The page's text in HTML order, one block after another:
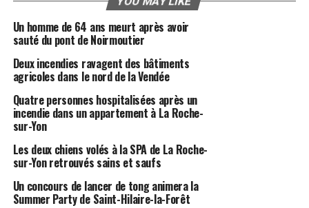
Un homme de 64 ans meurt après avoir
sauté du pont de Noirmoutier
Deux incendies ravagent des bâtiments
agricoles dans le nord de la Vendée
Quatre personnes hospitalisées après un
incendie dans un appartement à La Roche-
sur-Yon
Les deux chiens volés à la SPA de La Roche-
sur-Yon retrouvés sains et saufs
Un concours de lancer de tong animera la
Summer Party de Saint-Hilaire-la-Forêt